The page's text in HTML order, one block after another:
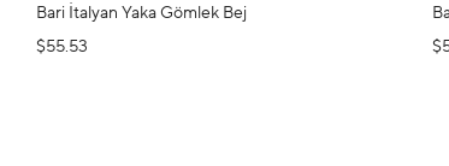
Bari İtalyan Yaka Gömlek Bej
$55.53